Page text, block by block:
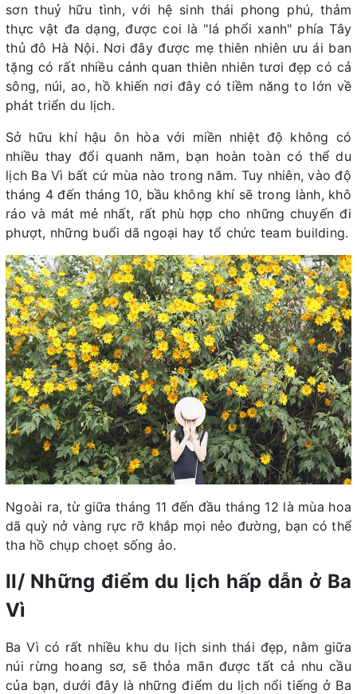
sơn thuỷ hữu tình, với hệ sinh thái phong phú, thảm
thực vật đa dạng, được coi là "lá phổi xanh" phía Tây
thủ đô Hà Nội. Nơi đây được mẹ thiên nhiên ưu ái ban
tặng có rất nhiều cảnh quan thiên nhiên tươi đẹp có cả
sông, núi, ao, hồ khiến nơi đây có tiềm năng to lớn về
phát triển du lịch.
Sở hữu khí hậu ôn hòa với miền nhiệt độ không có
nhiều thay đổi quanh năm, bạn hoàn toàn có thể du
lịch Ba Vì bất cứ mùa nào trong năm. Tuy nhiên, vào độ
tháng 4 đến tháng 10, bầu không khí sẽ trong lành, khô
ráo và mát mẻ nhất, rất phù hợp cho những chuyến đi
phượt, những buổi dã ngoại hay tổ chức team building.
Ngoài ra, từ giữa tháng 11 đến đầu tháng 12 là mùa hoa
dã quỳ nở vàng rực rỡ khắp mọi nẻo đường, bạn có thể
tha hồ chụp choẹt sống ảo.
II/ Những điểm du lịch hấp dẫn ở Ba
Vì
Ba Vì có rất nhiều khu du lịch sinh thái đẹp, nằm giữa
núi rừng hoang sơ, sẽ thỏa mãn được tất cả nhu cầu
của bạn, dưới đây là những điểm du lịch nổi tiếng ở Ba